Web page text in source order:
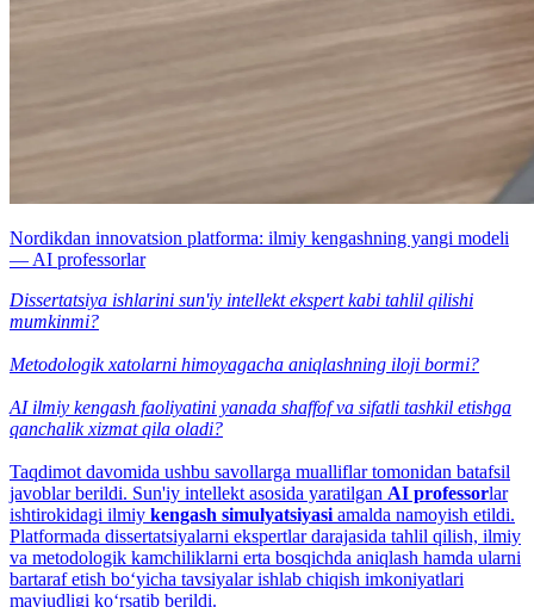
Nordikdan innovatsion platforma: ilmiy kengashning yangi modeli
— AI professorlar
Dissertatsiya ishlarini sun'iy intellekt ekspert kabi tahlil qilishi
mumkinmi?
Metodologik xatolarni himoyagacha aniqlashning iloji bormi?
AI ilmiy kengash faoliyatini yanada shaffof va sifatli tashkil etishga
qanchalik xizmat qila oladi?
Taqdimot davomida ushbu savollarga mualliflar tomonidan batafsil
javoblar berildi. Sun'iy intellekt asosida yaratilgan AI professorlar
ishtirokidagi ilmiy kengash simulyatsiyasi amalda namoyish etildi.
Platformada dissertatsiyalarni ekspertlar darajasida tahlil qilish, ilmiy
va metodologik kamchiliklarni erta bosqichda aniqlash hamda ularni
bartaraf etish bo‘yicha tavsiyalar ishlab chiqish imkoniyatlari
mavjudligi ko‘rsatib berildi.